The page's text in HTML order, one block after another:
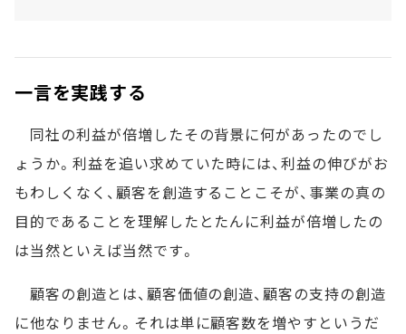
一言を実践する
同社の利益が倍増したその背景に何があったのでし
ょうか。利益を追い求めていた時には、利益の伸びがお
もわしくなく、顧客を創造することこそが、事業の真の
目的であることを理解したとたんに利益が倍増したの
は当然といえば当然です。
顧客の創造とは、顧客価値の創造、顧客の支持の創造
に他なりません。それは単に顧客数を増やすというだ